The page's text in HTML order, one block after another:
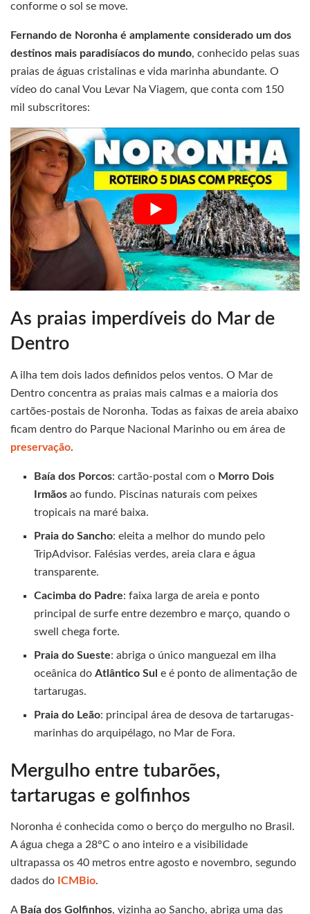
conforme o sol se move.
Fernando de Noronha é amplamente considerado um dos
destinos mais paradisíacos do mundo, conhecido pelas suas
praias de águas cristalinas e vida marinha abundante. O
vídeo do canal Vou Levar Na Viagem, que conta com 150
mil subscritores:
As praias imperdíveis do Mar de
Dentro
A ilha tem dois lados definidos pelos ventos. O Mar de
Dentro concentra as praias mais calmas e a maioria dos
cartões-postais de Noronha. Todas as faixas de areia abaixo
ficam dentro do Parque Nacional Marinho ou em área de
preservação.
Baía dos Porcos: cartão-postal com o Morro Dois
Irmãos ao fundo. Piscinas naturais com peixes
tropicais na maré baixa.
Praia do Sancho: eleita a melhor do mundo pelo
TripAdvisor. Falésias verdes, areia clara e água
transparente.
Cacimba do Padre: faixa larga de areia e ponto
principal de surfe entre dezembro e março, quando o
swell chega forte.
Praia do Sueste: abriga o único manguezal em ilha
oceânica doAtlântico Sul e é ponto de alimentação de
tartarugas.
Praia do Leão: principal área de desova de tartarugas-
marinhas do arquipélago, no Mar de Fora.
Mergulho entre tubarões,
tartarugas e golfinhos
Noronha é conhecida como o berço do mergulho no Brasil.
A água chega a 28°C o ano inteiro e a visibilidade
ultrapassa os 40 metros entre agosto e novembro, segundo
dados do ICMBio.
A Baía dos Golfinhos, vizinha ao Sancho, abriga uma das